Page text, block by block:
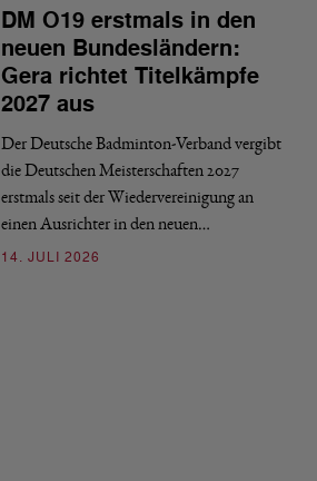
DM O19 erstmals in den
neuen Bundesländern:
Gera richtet Titelkämpfe
2027 aus
Der Deutsche Badminton-Verband vergibt
die Deutschen Meisterschaften 2027
erstmals seit der Wiedervereinigung an
einen Ausrichter in den neuen…
14. JULI 2026